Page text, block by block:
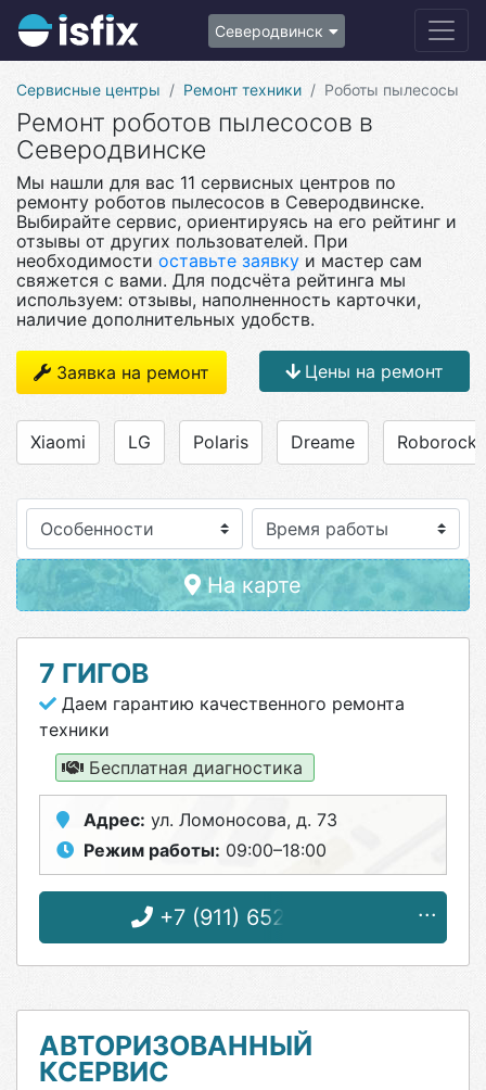
Северодвинск
Сервисные центры Ремонт техники Роботы пылесосы
Ремонт роботов пылесосов в
Северодвинске
Мы нашли для вас 11 сервисных центров по
ремонту роботов пылесосов в Северодвинске.
Выбирайте сервис, ориентируясь на его рейтинг и
отзывы от других пользователей. При
необходимости оставьте заявку и мастер сам
свяжется с вами. Для подсчёта рейтинга мы
используем: отзывы, наполненность карточки,
наличие дополнительных удобств.
Заявка на ремонт Цены на ремонт
Xiaomi LG Polaris Dreame Roborock
Особенности
На карте
7 ГИГОВ
Даем гарантию качественного ремонта
техники
Бесплатная диагностика
Адрес: ул. Ломоносова, д. 73
Режим работы: 09:00–18:00
+7 (911) 652-74-89
АВТОРИЗОВАННЫЙ
КСЕРВИС